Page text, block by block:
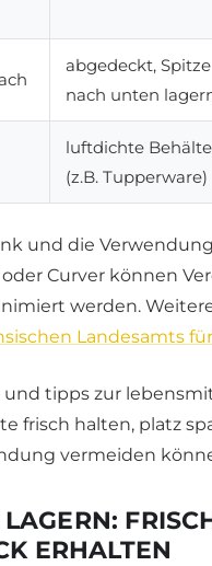
abgedeckt, Spitze
nach unten
luftdichte
(z.B. Tupperware)
und die
Curver können
werden.
Landesamts
ERHALTEN